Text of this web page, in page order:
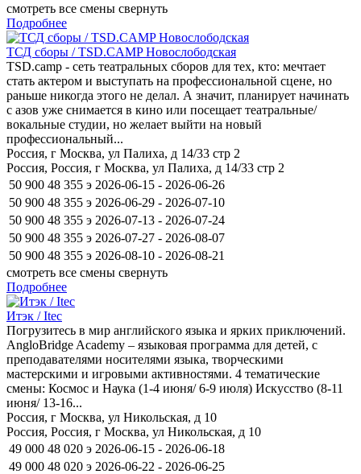
смотреть все смены свернуть
Подробнее
ТСД сборы / TSD.CAMP Новослободская
TSD.camp - сеть театральных сборов для тех, кто: мечтает
стать актером и выступать на профессиональной сцене, но
раньше никогда этого не делал. А значит, планирует начинать
с азов уже снимается в кино или посещает театральные/
вокальные студии, но желает выйти на новый
профессиональный...
Россия, г Москва, ул Палиха, д 14/33 стр 2
Россия, Россия, г Москва, ул Палиха, д 14/33 стр 2
50 900 48 355 э 2026-06-15 - 2026-06-26
50 900 48 355 э 2026-06-29 - 2026-07-10
50 900 48 355 э 2026-07-13 - 2026-07-24
50 900 48 355 э 2026-07-27 - 2026-08-07
50 900 48 355 э 2026-08-10 - 2026-08-21
смотреть все смены свернуть
Подробнее
Итэк / Itec
Погрузитесь в мир английского языка и ярких приключений.
AngloBridge Academy – языковая программа для детей, с
преподавателями носителями языка, творческими
мастерскими и игровыми активностями. 4 тематические
смены: Космос и Наука (1-4 июня/ 6-9 июля) Искусство (8-11
июня/ 13-16...
Россия, г Москва, ул Никольская, д 10
Россия, Россия, г Москва, ул Никольская, д 10
49 000 48 020 э 2026-06-15 - 2026-06-18
49 000 48 020 э 2026-06-22 - 2026-06-25